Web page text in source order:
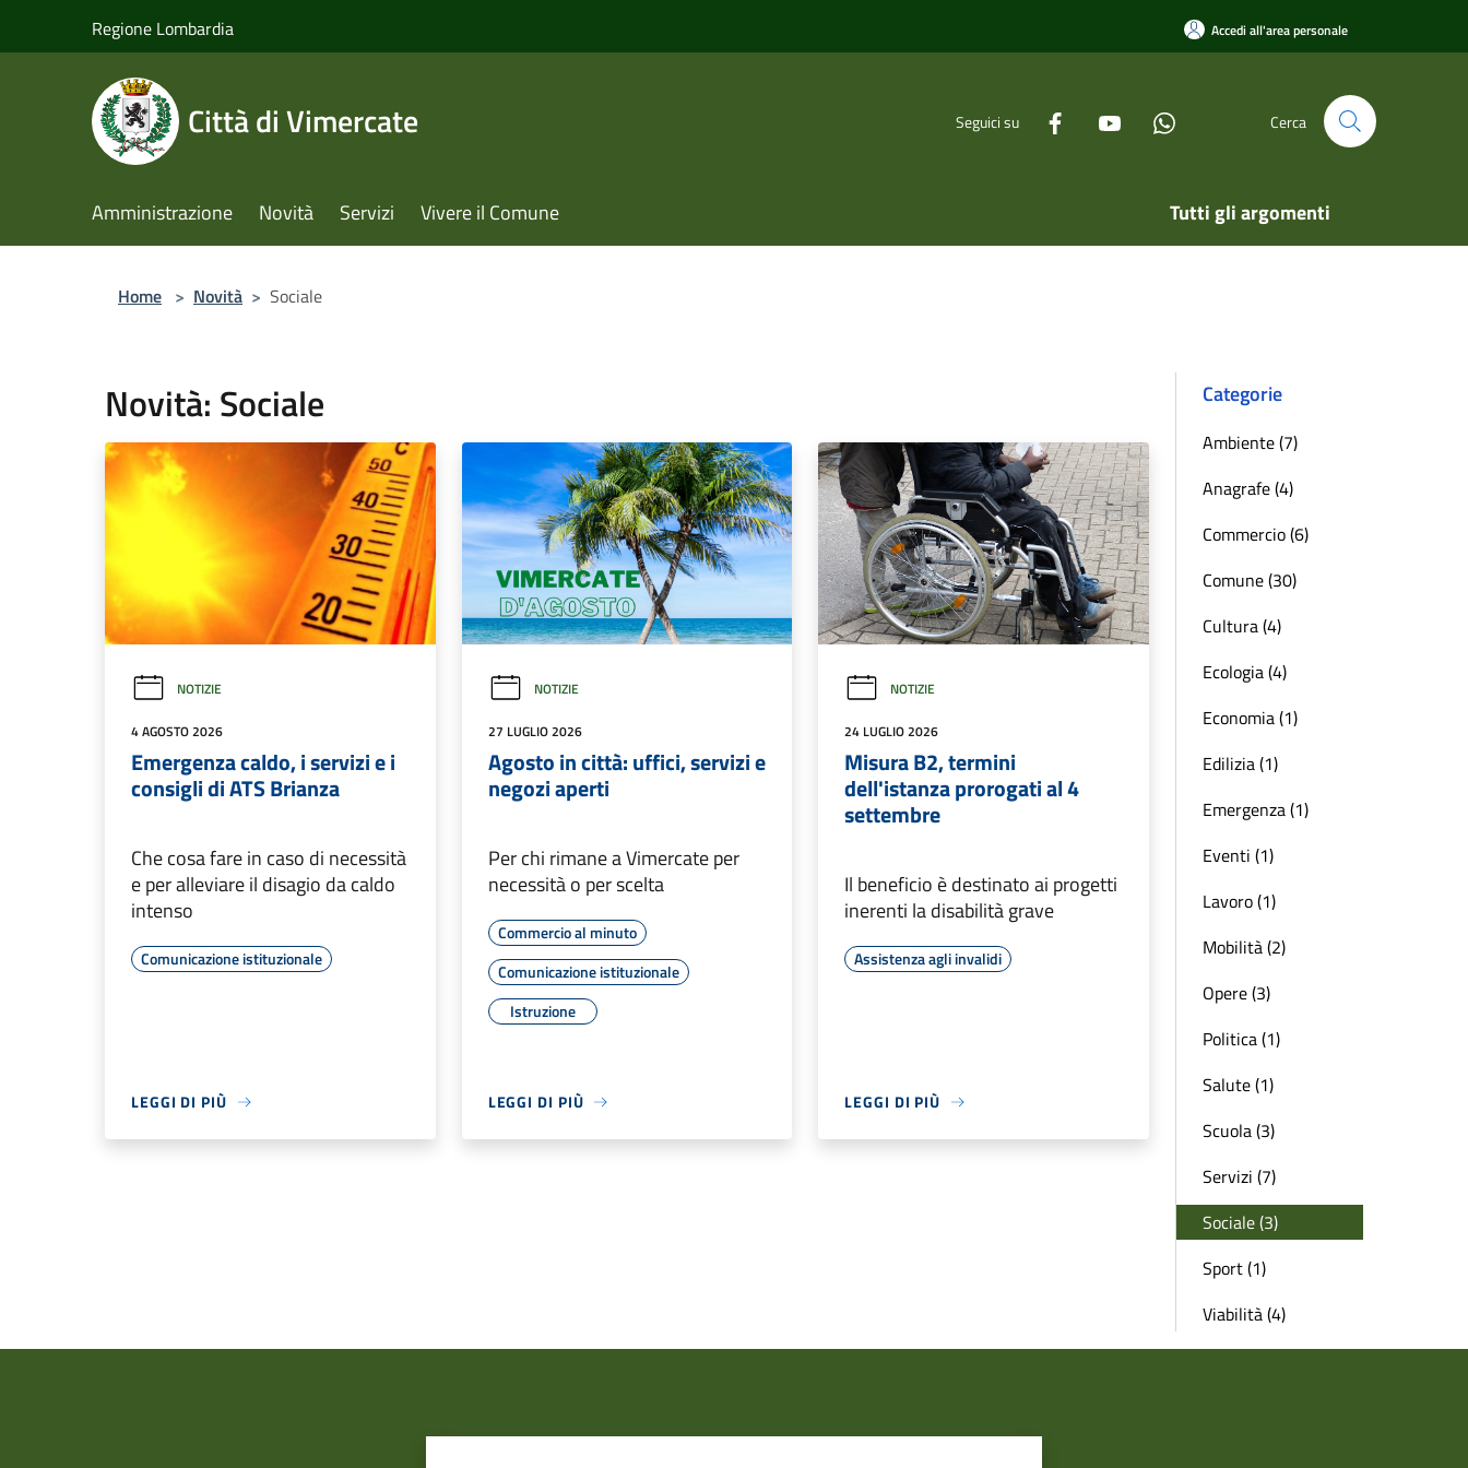
Regione Lombardia Accedi all'area personale
Città di Vimercate Seguici su Cerca
Amministrazione Novità Servizi Vivere il Comune Tutti gli argomenti
Home > Novità > Sociale
Novità: Sociale
NOTIZIE
4 AGOSTO 2026
Emergenza caldo, i servizi e i
consigli di ATS Brianza
Che cosa fare in caso di necessità
e per alleviare il disagio da caldo
intenso
Comunicazione istituzionale
LEGGI DI PIÙ
NOTIZIE
27 LUGLIO 2026
Agosto in città: uffici, servizi e
negozi aperti
Per chi rimane a Vimercate per
necessità o per scelta
Commercio al minuto
Comunicazione istituzionale
Istruzione
LEGGI DI PIÙ
NOTIZIE
24 LUGLIO 2026
Misura B2, termini
dell'istanza prorogati al 4
settembre
Il beneficio è destinato ai progetti
inerenti la disabilità grave
Assistenza agli invalidi
LEGGI DI PIÙ
Categorie
Ambiente (7)
Anagrafe (4)
Commercio (6)
Comune (30)
Cultura (4)
Ecologia (4)
Economia (1)
Edilizia (1)
Emergenza (1)
Eventi (1)
Lavoro (1)
Mobilità (2)
Opere (3)
Politica (1)
Salute (1)
Scuola (3)
Servizi (7)
Sociale (3)
Sport (1)
Viabilità (4)